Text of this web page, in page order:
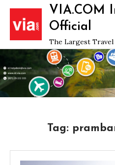
Skip
content
VIA.COM
Official
The Largest Travel
Tag: